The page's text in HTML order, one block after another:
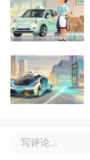
评论区
写评论...